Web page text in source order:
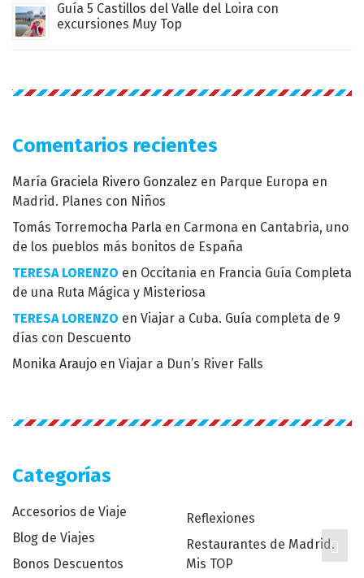
Guía 5 Castillos del Valle del Loira con
excursiones Muy Top
Comentarios recientes
María Graciela Rivero Gonzalez en Parque Europa en
Madrid. Planes con Niños
Tomás Torremocha Parla en Carmona en Cantabria, uno
de los pueblos más bonitos de España
TERESA LORENZO en Occitania en Francia Guía Completa
de una Ruta Mágica y Misteriosa
TERESA LORENZO en Viajar a Cuba. Guía completa de 9
días con Descuento
Monika Araujo en Viajar a Dun’s River Falls
Categorías
Accesorios de Viaje
Blog de Viajes
Bonos Descuentos
Reflexiones
Restaurantes de Madrid.
Mis TOP